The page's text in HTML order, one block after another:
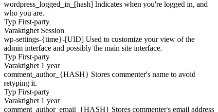
wordpress_logged_in_[hash] Indicates when you're logged in, and
who you are.
Typ First-party
Varaktighet Session
wp-settings-{time}-[UID] Used to customize your view of the
admin interface and possibly the main site interface.
Typ First-party
Varaktighet 1 year
comment_author_{HASH} Stores commenter's name to avoid
retyping it.
Typ First-party
Varaktighet 1 year
comment_author_email_{HASH} Stores commenter's email address